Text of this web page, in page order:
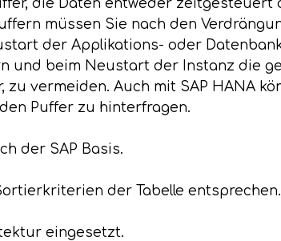
die Daten entweder zeitgesteuert
müssen Sie nach den
der Applikations- oder
und beim Neustart der Instanz die
vermeiden. Auch mit SAP HANA
Puffer zu hinterfragen.
der SAP Basis.
der Tabelle entsprechen.
eingesetzt.